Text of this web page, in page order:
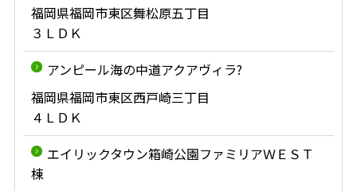
福岡県福岡市東区舞松原五丁目
３ＬＤＫ
アンピール海の中道アクアヴィラ?
福岡県福岡市東区西戸崎三丁目
４ＬＤＫ
エイリックタウン箱崎公園ファミリアＷＥＳＴ
棟